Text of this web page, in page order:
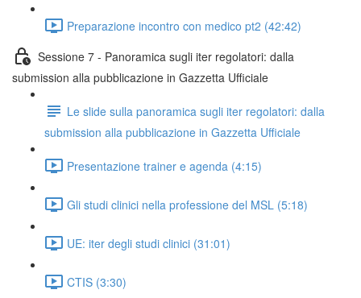
Preparazione incontro con medico pt2 (42:42)
Sessione 7 - Panoramica sugli iter regolatori: dalla
submission alla pubblicazione in Gazzetta Ufficiale
Le slide sulla panoramica sugli iter regolatori: dalla
submission alla pubblicazione in Gazzetta Ufficiale
Presentazione trainer e agenda (4:15)
Gli studi clinici nella professione del MSL (5:18)
UE: iter degli studi clinici (31:01)
CTIS (3:30)